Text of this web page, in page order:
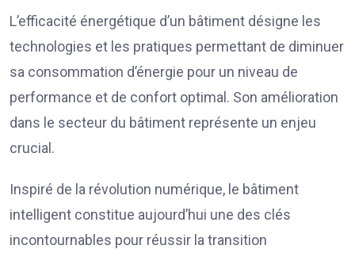
L’efficacité énergétique d’un bâtiment désigne les
technologies et les pratiques permettant de diminuer
sa consommation d’énergie pour un niveau de
performance et de confort optimal. Son amélioration
dans le secteur du bâtiment représente un enjeu
crucial.
Inspiré de la révolution numérique, le bâtiment
intelligent constitue aujourd’hui une des clés
incontournables pour réussir la transition